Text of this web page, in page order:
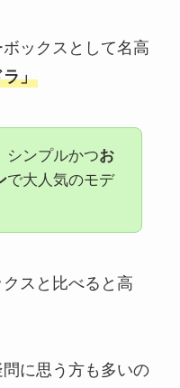
ックスとして名高
ラ」
シンプルかつお
で大人気のモデ
スと比べると高
に思う方も多いの